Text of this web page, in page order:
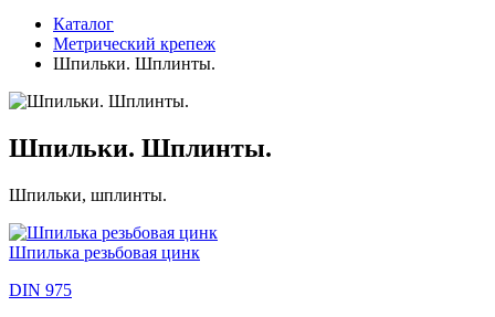
Каталог
Метрический крепеж
Шпильки. Шплинты.
Шпильки. Шплинты.
Шпильки, шплинты.
Шпилька резьбовая цинк
DIN 975